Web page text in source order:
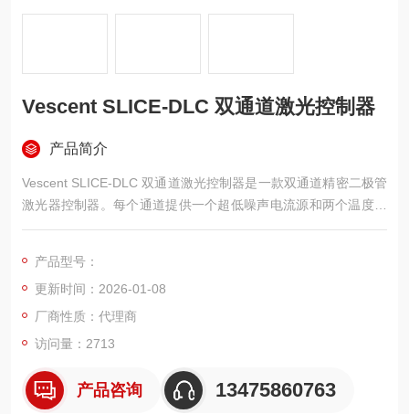
Vescent SLICE-DLC 双通道激光控制器
产品简介
Vescent SLICE-DLC 双通道激光控制器是一款双通道精密二极管
激光器控制器。每个通道提供一个超低噪声电流源和两个温度控
制环路。SLICE-DLC的电流噪声密度<100 pa=““ hz=““ span
制设计为二极管提供亚毫开尔文稳定性，从而将频率波动和漂移
降至低。
产品型号：
更新时间：2026-01-08
厂商性质：代理商
访问量：2713
产品咨询 13475860763